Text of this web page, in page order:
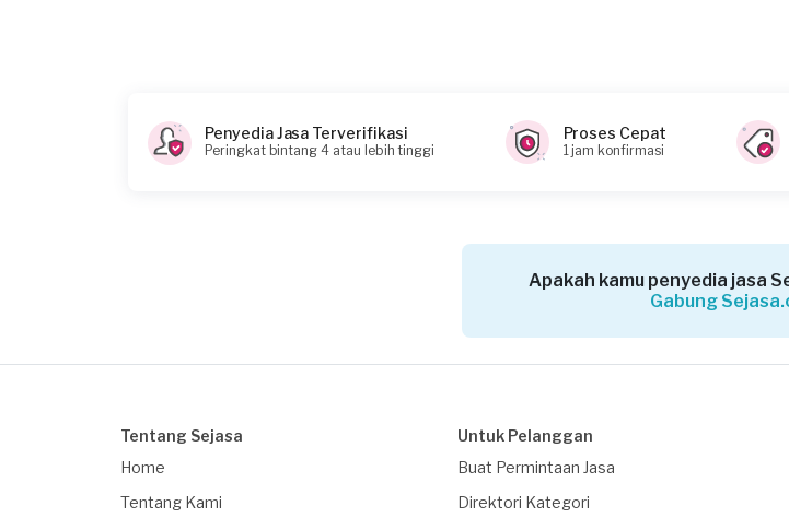
Pipat copot perlu dilem balik aja sama rekat kuat
Penyedia Jasa Terverifikasi
Peringkat bintang 4 atau lebih tinggi
Proses Cepat
1 jam konfirmasi
Apakah kamu penyedia jasa
Gabung
Tentang Sejasa
Home
Tentang Kami
Untuk Pelanggan
Buat Permintaan Jasa
Direktori Kategori